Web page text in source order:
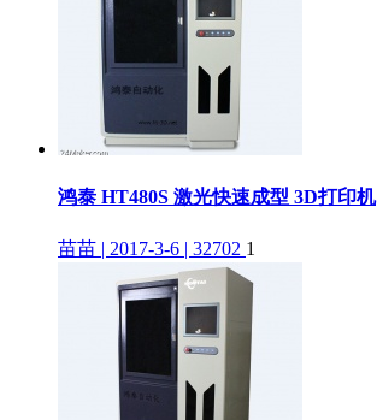
鸿泰 HT480S 激光快速成型 3D打印机
苗苗 | 2017-3-6 | 32702 1